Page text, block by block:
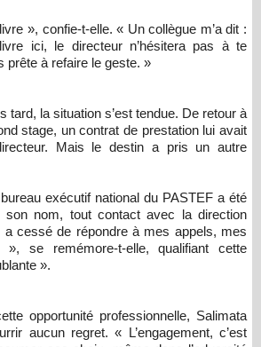
», confie-t-elle. « Un collègue m’a dit :
ici, le directeur n’hésitera pas à te
prête à refaire le geste. »
tard, la situation s’est tendue. De retour à
stage, un contrat de prestation lui avait
Mais le destin a pris un autre
exécutif national du PASTEF a été
son nom, tout contact avec la direction
cessé de répondre à mes appels, mes
se remémore-t-elle, qualifiant cette
».
opportunité professionnelle, Salimata
aucun regret. « L’engagement, c’est